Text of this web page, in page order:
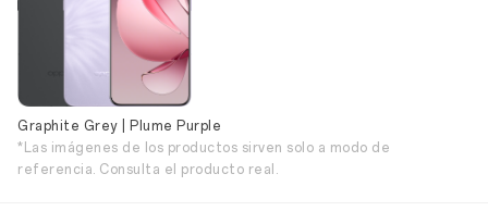
Graphite Grey | Plume Purple
*Las imágenes de los productos sirven solo a modo de
referencia. Consulta el producto real.